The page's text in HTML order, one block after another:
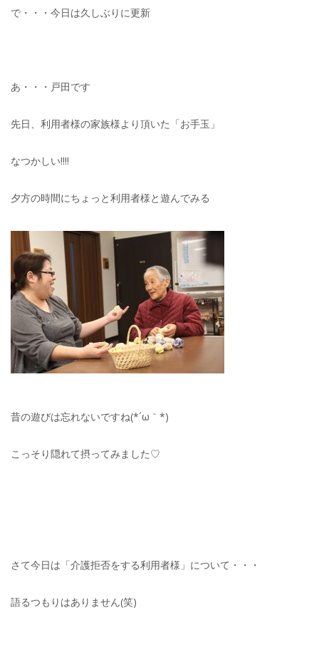
で・・・今日は久しぶりに更新
あ・・・戸田です
先日、利用者様の家族様より頂いた「お手玉」
なつかしい!!!!
夕方の時間にちょっと利用者様と遊んでみる
昔の遊びは忘れないですね(*´ω｀*)
こっそり隠れて摂ってみました♡
さて今日は「介護拒否をする利用者様」について・・・
語るつもりはありません(笑)